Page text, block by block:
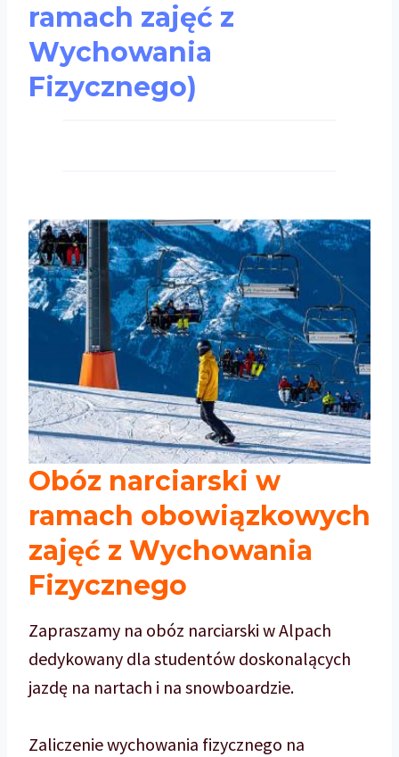
ramach zajęć z
Wychowania
Fizycznego)
Obóz narciarski w
ramach obowiązkowych
zajęć z Wychowania
Fizycznego
Zapraszamy na obóz narciarski w Alpach
dedykowany dla studentów doskonalących
jazdę na nartach i na snowboardzie.
Zaliczenie wychowania fizycznego na